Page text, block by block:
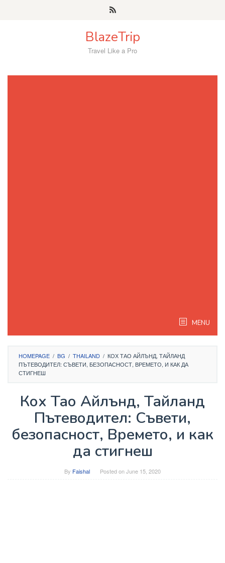
BlazeTrip
Travel Like a Pro
MENU
HOMEPAGE / BG / THAILAND / КОХ ТАО АЙЛЪНД, ТАЙЛАНД
ПЪТЕВОДИТЕЛ: СЪВЕТИ, БЕЗОПАСНОСТ, ВРЕМЕТО, И КАК ДА
СТИГНЕШ
Кох Тао Айлънд, Тайланд
Пътеводител: Съвети,
безопасност, Времето, и как
да стигнеш
By Faishal Posted onJune 15, 2020